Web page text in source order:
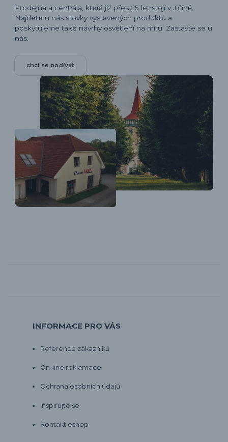
Prodejna a centrála, která již přes 25 let stojí v Jičíně.
Najdete u nás stovky vystavených produktů a
poskytujeme také návrhy osvětlení na míru. Zastavte se u
nás.
chci se podívat
INFORMACE PRO VÁS
Reference zákazníků
On-line reklamace
Ochrana osobních údajů
Inspirujte se
Kontakt eshop